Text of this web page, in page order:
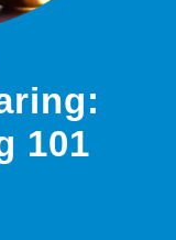
101